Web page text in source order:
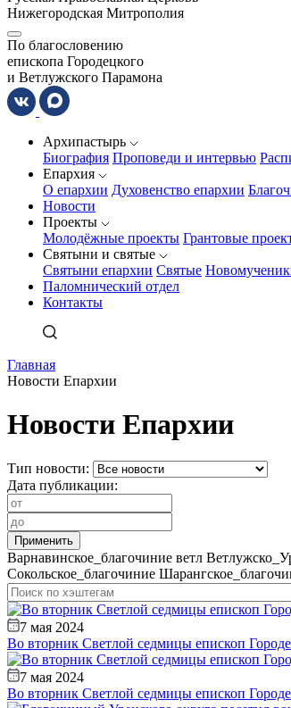
Нижегородская Митрополия
По благословению
епископа Городецкого
и Ветлужского Парамона
Архипастырь
Биография Проповеди и интервью
Епархия
О епархии Духовенство епархии
Новости
Проекты
Молодёжные проекты Грантовые
Святыни и святые
Святыни епархии Святые
Паломнический отдел
Контакты
Главная
Новости Епархии
Новости Епархии
Тип новости:
Дата публикации:
Варнавинское_благочиние ветл
Сокольское_благочиние
7 мая 2024
Во вторник Светлой седмицы епископ
7 мая 2024
Во вторник Светлой седмицы епископ